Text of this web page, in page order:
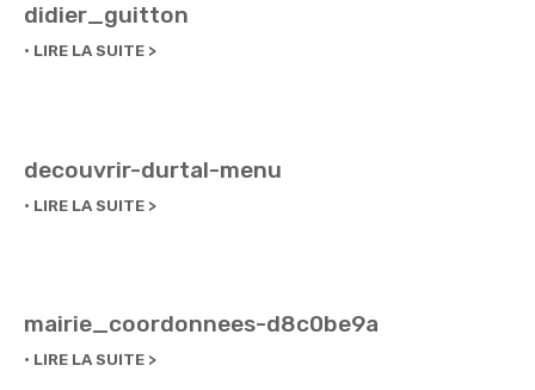
didier_guitton
LIRE LA SUITE
decouvrir-durtal-menu
LIRE LA SUITE
mairie_coordonnees-d8c0be9a
LIRE LA SUITE